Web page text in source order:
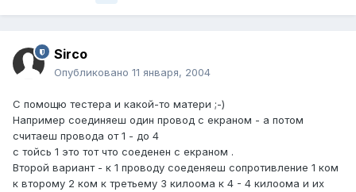
Sirco
Опубликовано 11 января, 2004
С помощю тестера и какой-то матери ;-)
Например соединяеш один провод с екраном - а потом
считаеш провода от 1 - до 4
с тойсь 1 это тот что соеденен с екраном .
Второй вариант - к 1 проводу соеденяеш сопротивление 1 ком
к второму 2 ком к третьему 3 килоома к 4 - 4 килоома и их